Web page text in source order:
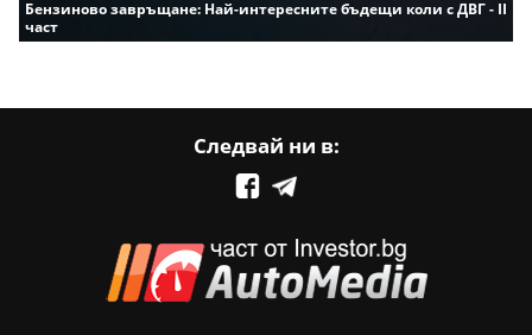
Бензиново завръщане: Най-интересните бъдещи коли с ДВГ - II
част
Следвай ни в: